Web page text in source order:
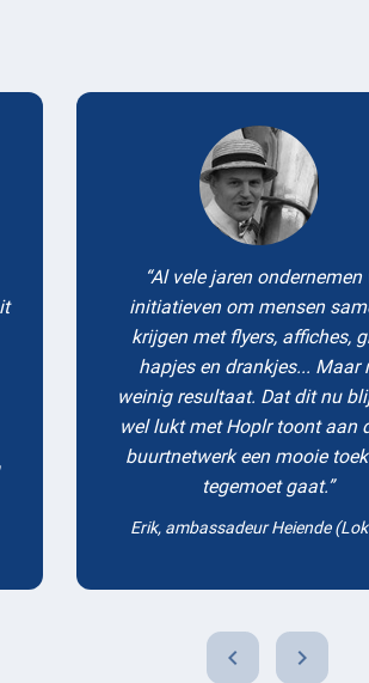
Testimonials
Al vele jaren ondernemen
initiatieven om mensen
krijgen met flyers, affiches,
hapjes en drankjes... Maar
weinig resultaat. Dat dit nu
wel lukt met Hoplr toont aan
buurtnetwerk een mooie
tegemoet gaat.
Erik, ambassadeur Heiende
chevron_left chevron_right